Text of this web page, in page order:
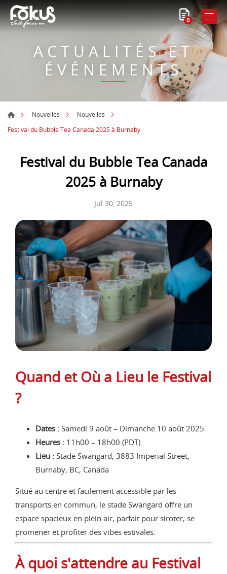
0
ACTUALITÉS ET
ÉVÉNEMENTS
Nouvelles
Nouvelles
Festival du Bubble Tea Canada 2025 à Burnaby
Festival du Bubble Tea Canada
2025 à Burnaby
Jul 30, 2025
Quand et Où a Lieu le Festival
?
Dates : Samedi 9 août – Dimanche 10 août 2025
Heures : 11h00 – 18h00 (PDT)
Lieu : Stade Swangard, 3883 Imperial Street,
Burnaby, BC, Canada
Situé au centre et facilement accessible par les
transports en commun, le stade Swangard offre un
espace spacieux en plein air, parfait pour siroter, se
promener et profiter des vibes estivales.
À quoi s'attendre au Festival